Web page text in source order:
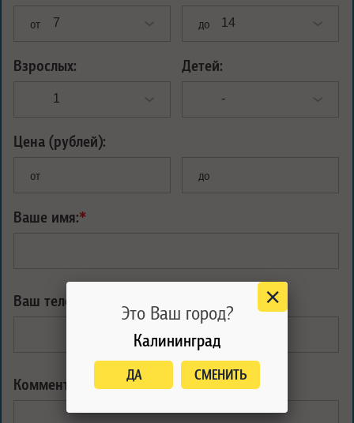
от до
Взрослых: Детей:
Цена (рублей):
от до
Ваше имя:*
Ваш телефон:
Комментарий:
Это Ваш город?
Калининград
ДА СМЕНИТЬ